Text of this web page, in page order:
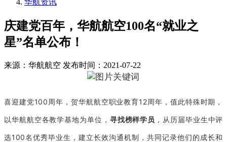
华航资讯
庆建党百年，华航航空100名“就业之
星”名单公布！
来源：华航航空 发布时间：2021-07-22
喜迎建党100周年，贺华航航空职业教育12周年，值此特殊时期，
以华航航空各教学基地为单位， 寻找榜样学员 ，从历届毕业生中评
选100名优秀毕业生，建立长效沟通机制，共同记录他们的成长和